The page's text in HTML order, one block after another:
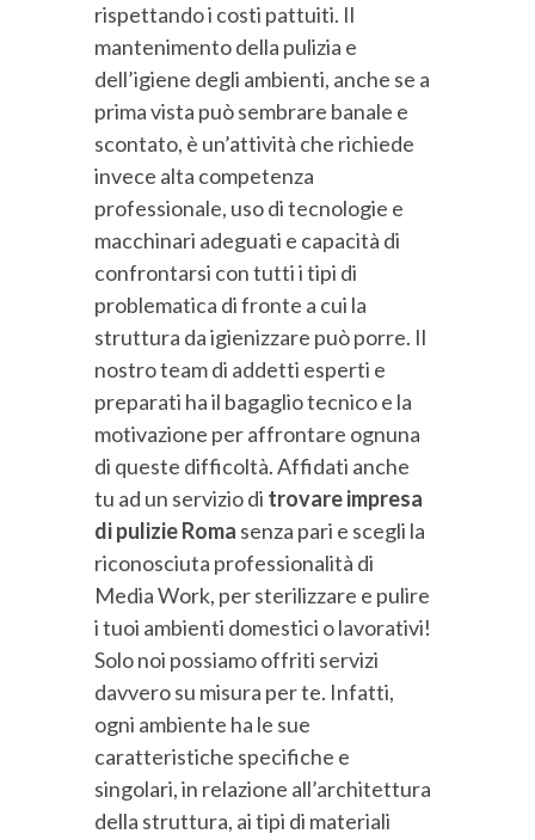
rispettando i costi pattuiti. Il
mantenimento della pulizia e
dell’igiene degli ambienti, anche se a
prima vista può sembrare banale e
scontato, è un’attività che richiede
invece alta competenza
professionale, uso di tecnologie e
macchinari adeguati e capacità di
confrontarsi con tutti i tipi di
problematica di fronte a cui la
struttura da igienizzare può porre. Il
nostro team di addetti esperti e
preparati ha il bagaglio tecnico e la
motivazione per affrontare ognuna
di queste difficoltà. Affidati anche
tu ad un servizio di trovare impresa
di pulizie Roma senza pari e scegli la
riconosciuta professionalità di
Media Work, per sterilizzare e pulire
i tuoi ambienti domestici o lavorativi!
Solo noi possiamo offriti servizi
davvero su misura per te. Infatti,
ogni ambiente ha le sue
caratteristiche specifiche e
singolari, in relazione all’architettura
della struttura, ai tipi di materiali